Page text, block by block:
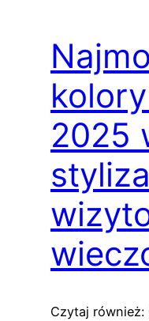
2025
Czytaj również: